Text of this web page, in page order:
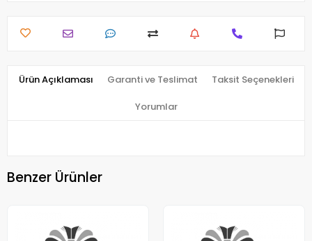
Ürün Açıklaması Garanti ve Teslimat Taksit Seçenekleri
Yorumlar
Benzer Ürünler